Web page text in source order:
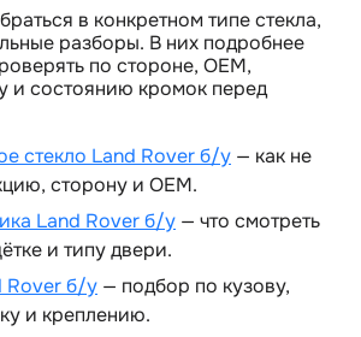
в конкретном типе стекла,
разборы. В них подробнее
по стороне, OEM,
и состоянию кромок перед
стекло Land Rover б/у — как не
сторону и OEM.
Land Rover б/у — что смотреть
и типу двери.
Rover б/у — подбор по кузову,
и креплению.